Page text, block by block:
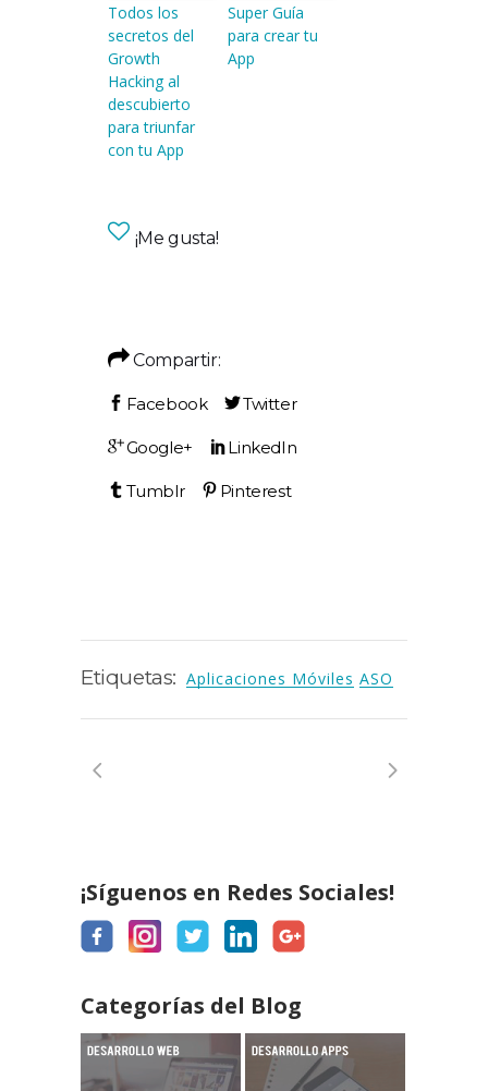
Todos los
secretos del
Growth
Hacking al
descubierto
para triunfar
con tu App
Super Guía
para crear tu
App
¡Me gusta!
Compartir:
Etiquetas: Aplicaciones Móviles ASO
¡Síguenos en Redes Sociales!
Categorías del Blog